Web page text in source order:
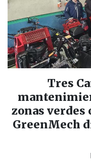
Tres
zonas verdes
GreenMech